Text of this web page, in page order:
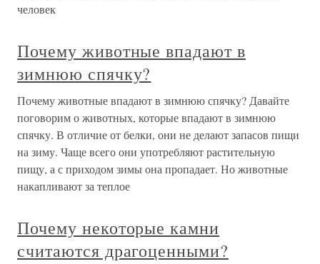
человек
Почему животные впадают в
зимнюю спячку?
Почему животные впадают в зимнюю спячку? Давайте
поговорим о животных, которые впадают в зимнюю
спячку. В отличие от белки, они не делают запасов пищи
на зиму. Чаще всего они употребляют растительную
пищу, а с приходом зимы она пропадает. Но животные
накапливают за теплое
Почему некоторые камни
считаются драгоценными?